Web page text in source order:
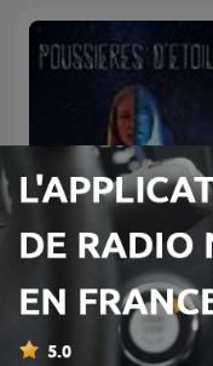
Poussières d'étoiles